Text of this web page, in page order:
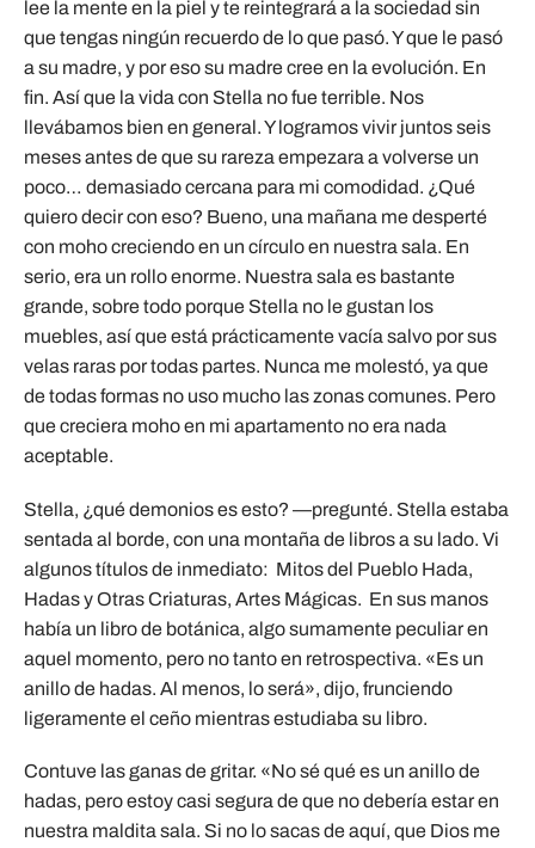
lee la mente en la piel y te reintegrará a la sociedad sin
que tengas ningún recuerdo de lo que pasó. Y que le pasó
a su madre, y por eso su madre cree en la evolución. En
fin. Así que la vida con Stella no fue terrible. Nos
llevábamos bien en general. Y logramos vivir juntos seis
meses antes de que su rareza empezara a volverse un
poco… demasiado cercana para mi comodidad. ¿Qué
quiero decir con eso? Bueno, una mañana me desperté
con moho creciendo en un círculo en nuestra sala. En
serio, era un rollo enorme. Nuestra sala es bastante
grande, sobre todo porque Stella no le gustan los
muebles, así que está prácticamente vacía salvo por sus
velas raras por todas partes. Nunca me molestó, ya que
de todas formas no uso mucho las zonas comunes. Pero
que creciera moho en mi apartamento no era nada
aceptable.
Stella, ¿qué demonios es esto? —pregunté. Stella estaba
sentada al borde, con una montaña de libros a su lado. Vi
algunos títulos de inmediato: Mitos del Pueblo Hada,
Hadas y Otras Criaturas, Artes Mágicas. En sus manos
había un libro de botánica, algo sumamente peculiar en
aquel momento, pero no tanto en retrospectiva. «Es un
anillo de hadas. Al menos, lo será», dijo, frunciendo
ligeramente el ceño mientras estudiaba su libro.
Contuve las ganas de gritar. «No sé qué es un anillo de
hadas, pero estoy casi segura de que no debería estar en
nuestra maldita sala. Si no lo sacas de aquí, que Dios me